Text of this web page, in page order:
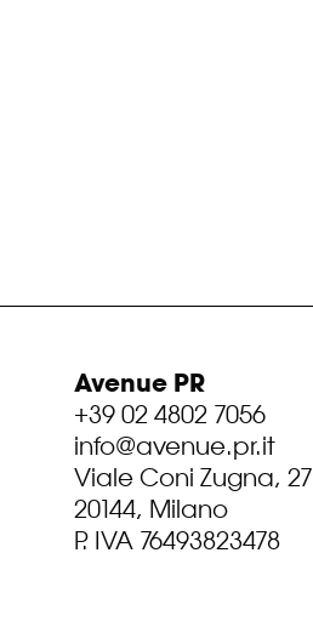
Avenue PR
+39 02 4802 7056
info@avenue.pr.it
Viale Coni Zugna, 27
20144, Milano
P. IVA 76493823478